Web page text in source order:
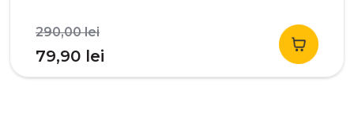
290,00leiPrețul
inițial
a
79,90 lei
curent